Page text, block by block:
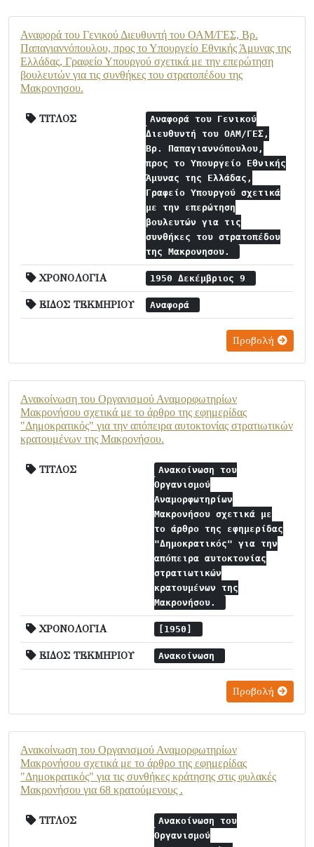
Αναφορά του Γενικού Διευθυντή του ΟΑΜ/ΓΕΣ, Βρ.
Παπαγιαννόπουλου, προς το Υπουργείο Εθνικής Άμυνας της
Ελλάδας, Γραφείο Υπουργού σχετικά με την επερώτηση
βουλευτών για τις συνθήκες του στρατοπέδου της
Μακρονησου.
ΤΙΤΛΟΣ
Αναφορά του Γενικού
Διευθυντή του ΟΑΜ/ΓΕΣ,
Βρ. Παπαγιαννόπουλου,
προς το Υπουργείο Εθνικής
Άμυνας της Ελλάδας,
Γραφείο Υπουργού σχετικά
με την επερώτηση
βουλευτών για τις
συνθήκες του στρατοπέδου
της Μακρονησου.
ΧΡΟΝΟΛΟΓΙΑ 1950 Δεκέμβριος 9
ΕΙΔΟΣ ΤΕΚΜΗΡΙΟΥ Αναφορά
Προβολή
Ανακοίνωση του Οργανισμού Αναμορφωτηρίων
Μακρονήσου σχετικά με το άρθρο της εφημερίδας
"Δημοκρατικός" για την απόπειρα αυτοκτονίας στρατιωτικών
κρατουμένων της Μακρονήσου.
ΤΙΤΛΟΣ
Ανακοίνωση του
Οργανισμού
Αναμορφωτηρίων
Μακρονήσου σχετικά με
το άρθρο της εφημερίδας
"Δημοκρατικός" για την
απόπειρα αυτοκτονίας
στρατιωτικών
κρατουμένων της
Μακρονήσου.
ΧΡΟΝΟΛΟΓΙΑ [1950]
ΕΙΔΟΣ ΤΕΚΜΗΡΙΟΥ Ανακοίνωση
Προβολή
Ανακοίνωση του Οργανισμού Αναμορφωτηρίων
Μακρονήσου σχετικά με το άρθρο της εφημερίδας
"Δημοκρατικός" για τις συνθήκες κράτησης στις φυλακές
Μακρονήσου για 68 κρατούμενους .
ΤΙΤΛΟΣ
Ανακοίνωση του
Οργανισμού